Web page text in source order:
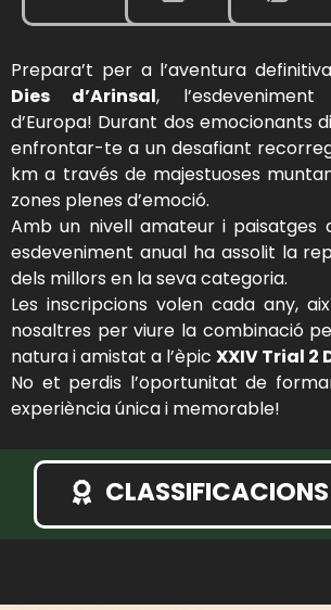
Prepara’t per a l’aventura
Dies d’Arinsal,
d’Europa! Durant dos emocionants
enfrontar-te a un desafiant
km a través de majestuoses
zones plenes d’emoció.
Amb un nivell amateur i paisatges
esdeveniment anual ha assolit la
dels millors en la seva categoria.
Les inscripcions volen cada any,
nosaltres per viure la combinació
natura i amistat a l’èpic XXIV Trial 2
No et perdis l’oportunitat de
experiència única i memorable!